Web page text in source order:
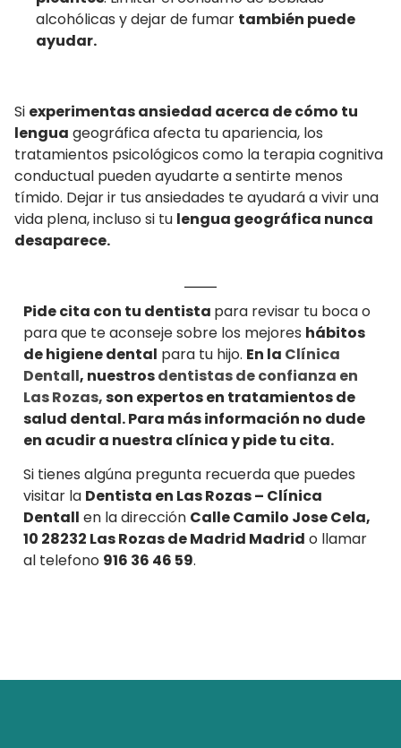
alcohólicas y dejar de fumar también puede
ayudar.
Si experimentas ansiedad acerca de cómo tu
lengua geográfica afecta tu apariencia, los
tratamientos psicológicos como la terapia cognitiva
conductual pueden ayudarte a sentirte menos
tímido. Dejar ir tus ansiedades te ayudará a vivir una
vida plena, incluso si tu lengua geográfica nunca
desaparece.
Pide cita con tu dentista para revisar tu boca o
para que te aconseje sobre los mejores hábitos
de higiene dental para tu hijo. En la Clínica
Dentall, nuestrosdentistas de confianza en
Las Rozas,son expertos en tratamientos de
salud dental. Para más información no dude
en acudir a nuestra clínica y pide tu cita.
Si tienes algúna pregunta recuerda que puedes
visitar la Dentista en Las Rozas – Clínica
Dentall en la dirección Calle Camilo Jose Cela,
10 28232 Las Rozas de Madrid Madrid o llamar
al telefono 916 36 46 59.